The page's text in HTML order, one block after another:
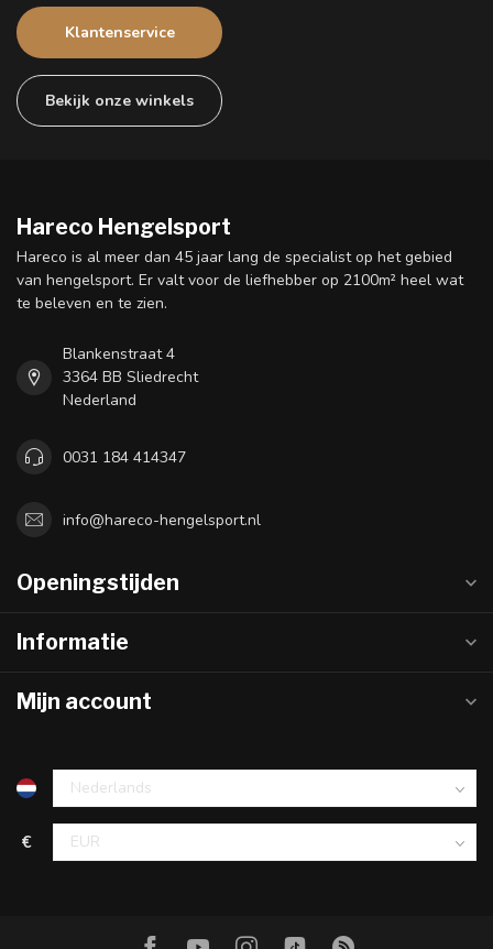
Klantenservice
Bekijk onze winkels
Hareco Hengelsport
Hareco is al meer dan 45 jaar lang de specialist op het gebied
van hengelsport. Er valt voor de liefhebber op 2100m² heel wat
te beleven en te zien.
Blankenstraat 4
3364 BB Sliedrecht
Nederland
0031 184 414347
info@hareco-hengelsport.nl
Openingstijden
Informatie
Mijn account
€